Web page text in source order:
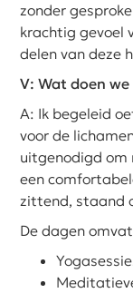
zonder
krachtig gevoel
delen van deze
V: Wat doen
A: Ik begeleid
voor de
uitgenodigd om
een
zittend, staand
De dagen